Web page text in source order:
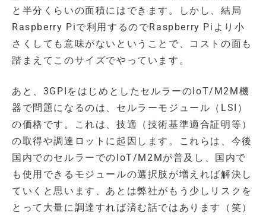
と半分くらいの面積にはできます。しかし、結局
Raspberry Piで利用するのでRaspberry Piより小
さくしても意味がないということで、コストの面も
踏まえてこのサイズでやっています。
あと、3GPIをはじめとしたセルラーのIoT/M2M機
器で問題になるのは、セルラーモジュール（LSI）
の価格です。これは、技適（技術基準適合証明等）
の取得や調達ロットに起因します。これらは、今後
国内でのセルラーでのIoT/M2Mが普及し、国内で
も使用できるモジュールの選択肢が増えれば解決し
ていくと思います、あとは弊社がもう少しリスクを
とって大量に調達すれば済む話ではあります（笑）